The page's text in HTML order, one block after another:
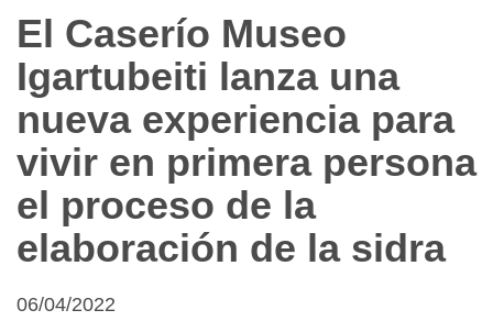
El Caserío Museo
Igartubeiti lanza una
nueva experiencia para
vivir en primera persona
el proceso de la
elaboración de la sidra
06/04/2022